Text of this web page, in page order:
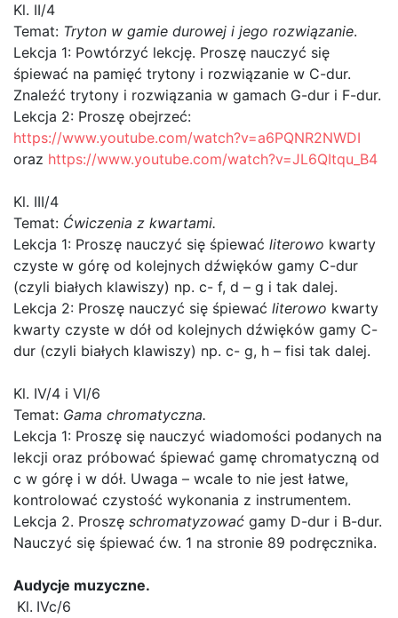
Kl. II/4
Temat: Tryton w gamie durowej i jego rozwiązanie.
Lekcja 1: Powtórzyć lekcję. Proszę nauczyć się
śpiewać na pamięć trytony i rozwiązanie w C-dur.
Znaleźć trytony i rozwiązania w gamach G-dur i F-dur.
Lekcja 2: Proszę obejrzeć:
https://www.youtube.com/watch?v=a6PQNR2NWDI
oraz https://www.youtube.com/watch?v=JL6QItqu_B4
Kl. III/4
Temat: Ćwiczenia z kwartami.
Lekcja 1: Proszę nauczyć się śpiewać literowo kwarty
czyste w górę od kolejnych dźwięków gamy C-dur
(czyli białych klawiszy) np. c- f, d – g i tak dalej.
Lekcja 2: Proszę nauczyć się śpiewać literowo kwarty
kwarty czyste w dół od kolejnych dźwięków gamy C-
dur (czyli białych klawiszy) np. c- g, h – fisi tak dalej.
Kl. IV/4 i VI/6
Temat: Gama chromatyczna.
Lekcja 1: Proszę się nauczyć wiadomości podanych na
lekcji oraz próbować śpiewać gamę chromatyczną od
c w górę i w dół. Uwaga – wcale to nie jest łatwe,
kontrolować czystość wykonania z instrumentem.
Lekcja 2. Proszę schromatyzować gamy D-dur i B-dur.
Nauczyć się śpiewać ćw. 1 na stronie 89 podręcznika.
Audycje muzyczne.
Kl. IVc/6